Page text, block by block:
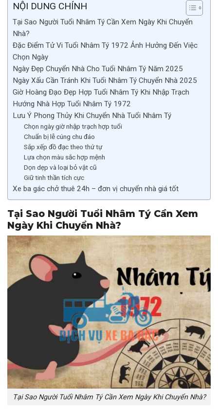
NỘI DUNG CHÍNH
Tại Sao Người Tuổi Nhâm Tý Cần Xem Ngày Khi Chuyển
Nhà?
Đặc Điểm Tử Vi Tuổi Nhâm Tý 1972 Ảnh Hưởng Đến Việc
Chọn Ngày
Ngày Đẹp Chuyển Nhà Cho Tuổi Nhâm Tý Năm 2025
Ngày Xấu Cần Tránh Khi Tuổi Nhâm Tý Chuyển Nhà 2025
Giờ Hoàng Đạo Đẹp Hợp Tuổi Nhâm Tý Khi Nhập Trạch
Hướng Nhà Hợp Tuổi Nhâm Tý 1972
Lưu Ý Phong Thủy Khi Chuyển Nhà Tuổi Nhâm Tý
Chọn ngày giờ nhập trạch hợp tuổi
Chuẩn bị lễ cúng chu đáo
Sắp xếp đồ đạc theo thứ tự
Lựa chọn màu sắc hợp mệnh
Dọn dẹp và loại bỏ vật cũ
Giữ tinh thần tích cực
Xe ba gác chở thuê 24h – đơn vị chuyển nhà giá tốt
Tại Sao Người Tuổi Nhâm Tý Cần Xem
Ngày Khi Chuyển Nhà?
Tại Sao Người Tuổi Nhâm Tý Cần Xem Ngày Khi Chuyển Nhà?